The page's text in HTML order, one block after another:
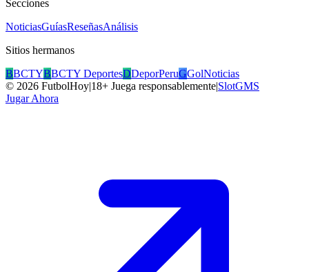
Secciones
NoticiasGuíasReseñasAnálisis
Sitios hermanos
BBCTYBBCTY DeportesDDeporPeruGGolNoticias
© 2026 FutbolHoy|18+ Juega responsablemente|SlotGMS
Jugar Ahora